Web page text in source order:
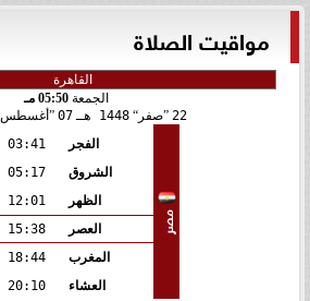
مواقيت الصلاة
الجمعة 05:50 مـ
22
صفر 1448 هـ 07 أغسطس
مصر
الفجر
03:41
الشروق
05:17
الظهر
12:01
العصر
15:38
المغرب
18:44
العشاء
20:10